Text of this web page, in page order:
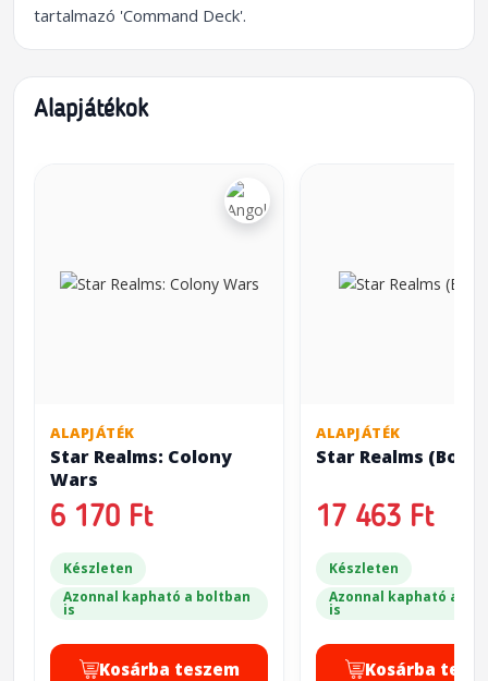
tartalmazó 'Command Deck'.
Alapjátékok
ALAPJÁTÉK
Star Realms: Colony
Wars
6 170 Ft
Készleten
Azonnal kapható a boltban
is
Kosárba teszem
ALAPJÁTÉK
Star Realms (Box
17 463 Ft
Készleten
Azonnal kapható a
is
Kosárba